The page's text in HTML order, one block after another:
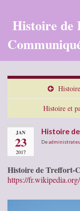
Histoire de
Histoire et
JAN
23
2017
Histoire
De
Histoire de Treffort-
https://